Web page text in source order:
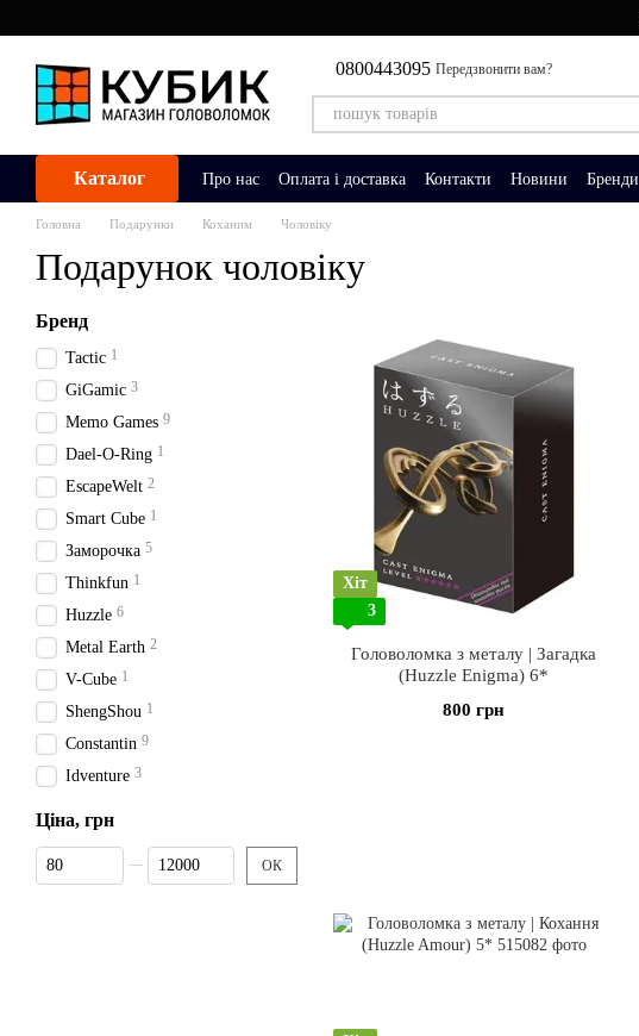
0800443095 Передзвонити вам?
Каталог Про нас Оплата і доставка Контакти Новини Бренди
Головна Подарунки Коханим Чоловіку
Подарунок чоловіку
Хіт
3
Головоломка з металу | Загадка
(Huzzle Enigma) 6*
800 грн
Бренд
Tactic 1
GiGamic 3
Memo Games 9
Dael-O-Ring 1
EscapeWelt 2
Smart Cube 1
Заморочка 5
Thinkfun 1
Huzzle 6
Metal Earth 2
V-Cube 1
ShengShou 1
Constantin 9
Idventure 3
Ціна, грн
Від Ціна, грн
До Ціна, грн
ОК